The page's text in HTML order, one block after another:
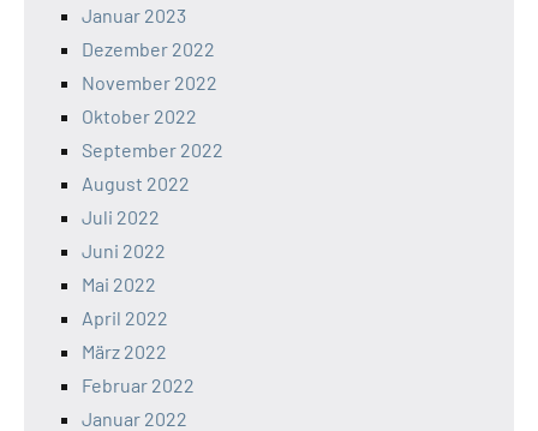
Januar 2023
Dezember 2022
November 2022
Oktober 2022
September 2022
August 2022
Juli 2022
Juni 2022
Mai 2022
April 2022
März 2022
Februar 2022
Januar 2022